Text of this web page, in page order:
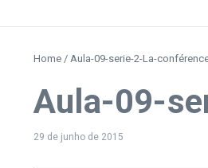
Home / Aula-09-serie-2-La-
Aula-09-
29 de junho de 2015